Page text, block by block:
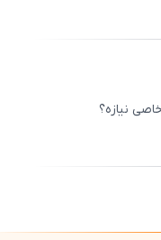
نیازه؟